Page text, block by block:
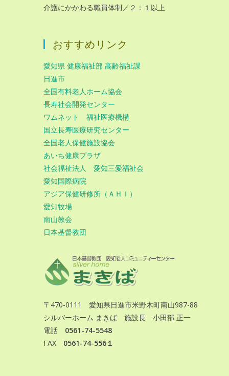
介護にかかわる職員体制／２：１以上
おすすめリンク
愛知県 健康福祉部 高齢福祉課
日進市
全国有料老人ホーム協会
長寿社会開発センター
ワムネット 福祉医療機構
国立長寿医療研究センター
全国老人保健施設協会
あいち健康プラザ
社会福祉法人 愛知三愛福祉会
愛知国際病院
アジア保健研修所（ＡＨＩ）
愛知牧場
南山教会
日本基督教団
〒470-0111 愛知県日進市米野木町南山987-88
シルバーホーム まきば 施設長 小田部 正一
電話 0561-74-5548
FAX 0561-74-556１